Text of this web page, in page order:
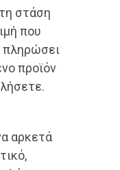
στάση
που
πληρώσει
προϊόν
αρκετά